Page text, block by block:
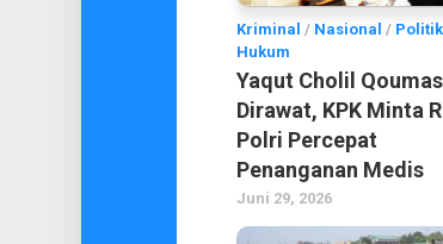
Kriminal / Nasional /
Hukum
Yaqut Cholil Qoumas
Dirawat, KPK Minta
Polri Percepat
Penanganan Medis
Juni 29, 2026